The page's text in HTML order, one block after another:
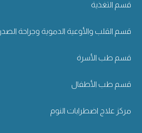
قسم التغذية
قسم القلب والأوعية الدموية وجراحة الصدر
قسم طب الأسرة
قسم طب الأطفال
مركز علاج اضطرابات النوم